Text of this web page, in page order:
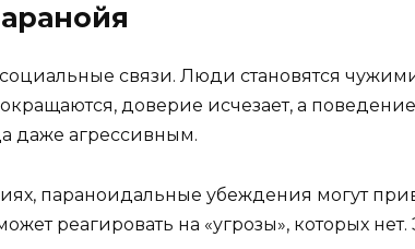
связи. Люди становятся
доверие исчезает, а
даже агрессивным.
параноидальные убеждения могут
реагировать на «угрозы», которых нет.